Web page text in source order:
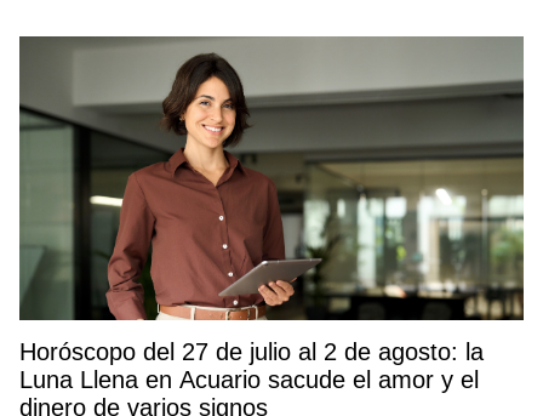
Horóscopo del 27 de julio al 2 de agosto: la
Luna Llena en Acuario sacude el amor y el
dinero de varios signos